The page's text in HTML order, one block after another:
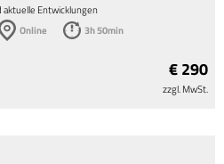
aktuelle Entwicklungen
Online 3h 50min
€ 290
zzgl. MwSt.